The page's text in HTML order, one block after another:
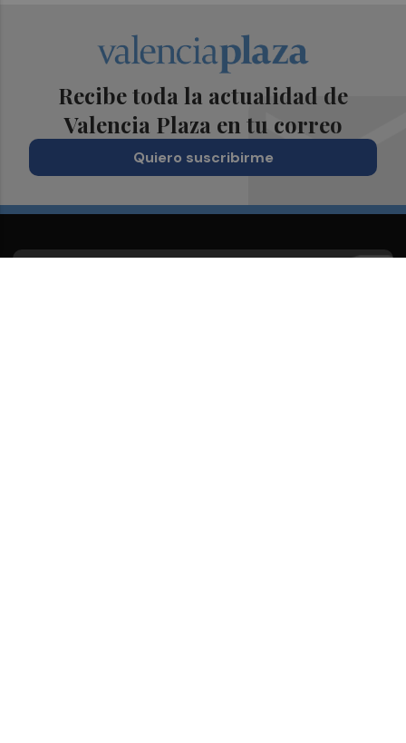
Recibe toda la actualidad de
Valencia Plaza en tu correo
Quiero suscribirme